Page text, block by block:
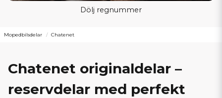
Dölj regnummer
Mopedbilsdelar Chatenet
Chatenet originaldelar –
reservdelar med perfekt